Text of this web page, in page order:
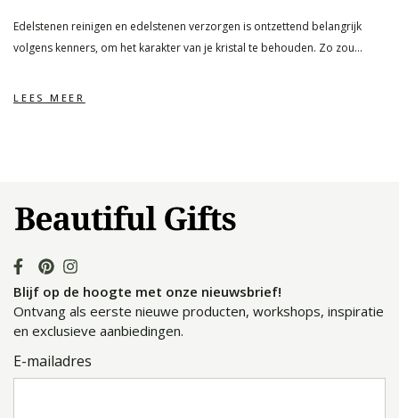
Edelstenen reinigen en edelstenen verzorgen is ontzettend belangrijk
volgens kenners, om het karakter van je kristal te behouden. Zo zou…
LEES MEER
Blijf op de hoogte met onze nieuwsbrief!
Ontvang als eerste nieuwe producten, workshops, inspiratie
en exclusieve aanbiedingen.
E-mailadres